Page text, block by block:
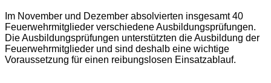
Im November und Dezember absolvierten insgesamt 40
Feuerwehrmitglieder verschiedene Ausbildungsprüfungen.
Die Ausbildungsprüfungen unterstützten die Ausbildung der
Feuerwehrmitglieder und sind deshalb eine wichtige
Voraussetzung für einen reibungslosen Einsatzablauf.